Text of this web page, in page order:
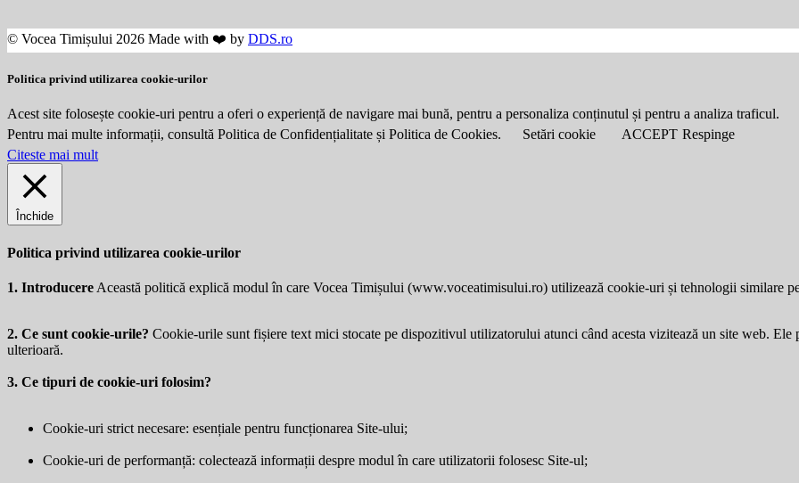
© Vocea Timișului 2026 Made with ❤️ by DDS.ro
Politica privind utilizarea cookie-urilor
Acest site folosește cookie-uri pentru a oferi o experiență de navigare mai bună, pentru a personaliza conținutul și pentru a analiza traficul.
Pentru mai multe informații, consultă Politica de Confidențialitate și Politica de Cookies.
Setări cookie ACCEPT Respinge
Citeste mai mult
Închide
Politica privind utilizarea cookie-urilor
1. Introducere Această politică explică modul în care Vocea Timișului (www.voceatimisului.ro) utilizează cookie-uri și tehnologii similare
2. Ce sunt cookie-urile? Cookie-urile sunt fișiere text mici stocate pe dispozitivul utilizatorului atunci când acesta vizitează un site web.
ulterioară.
3. Ce tipuri de cookie-uri folosim?
Cookie-uri strict necesare: esențiale pentru funcționarea Site-ului;
Cookie-uri de performanță: colectează informații despre modul în care utilizatorii folosesc Site-ul;